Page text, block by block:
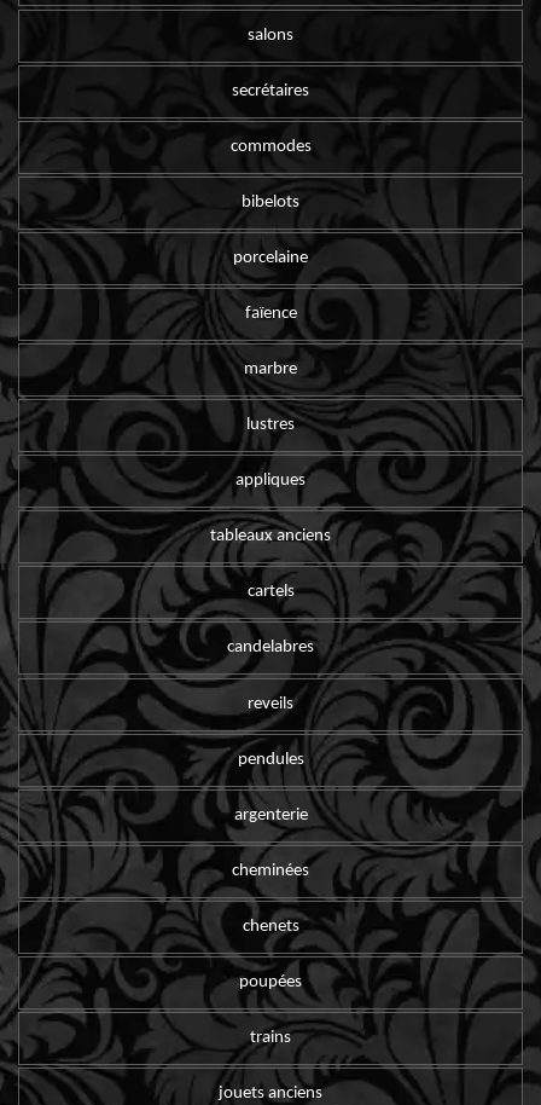
salons
secrétaires
commodes
bibelots
porcelaine
faïence
marbre
lustres
appliques
tableaux anciens
cartels
candelabres
reveils
pendules
argenterie
cheminées
chenets
poupées
trains
jouets anciens